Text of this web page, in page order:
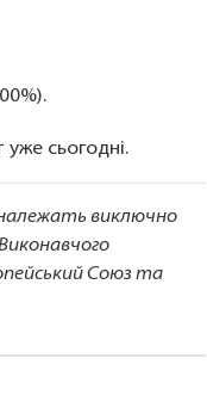
сьогодні.
належать виключно
Союз та